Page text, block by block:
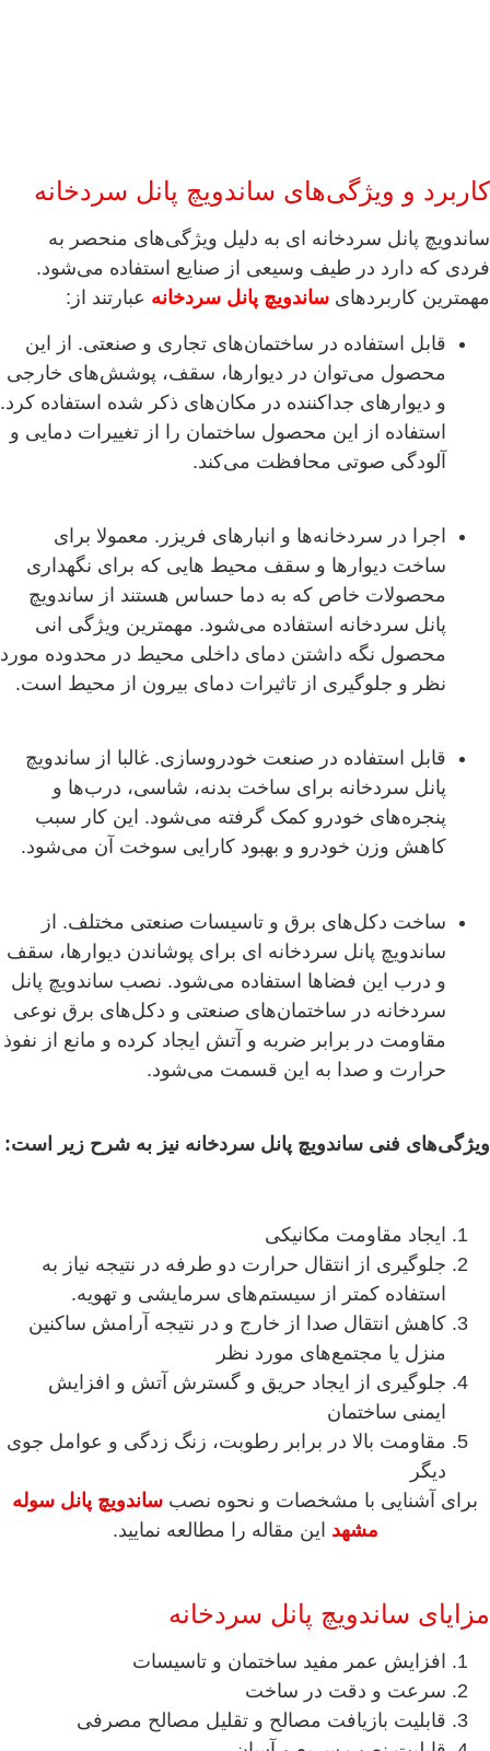
کاربرد و ویژگی‌های ساندویچ پانل سردخانه
ساندویچ پانل سردخانه ای به دلیل ویژگی‌های منحصر به
فردی که دارد در طیف وسیعی از صنایع استفاده می‌شود.
مهمترین کاربردهای ساندویچ پانل سردخانه عبارتند از:
قابل استفاده در ساختمان‌های تجاری و صنعتی. از این
محصول می‌توان در دیوارها، سقف‌، پوشش‌های خارجی
و دیوارهای جداکننده در مکان‌های ذکر شده استفاده کرد.
استفاده از این محصول ساختمان را از تغییرات دمایی و
آلودگی صوتی محافظت می‌کند.
اجرا در سردخانه‌ها و انبارهای فریزر. معمولا برای
ساخت دیوارها و سقف محیط هایی که برای نگهداری
محصولات خاص که به دما حساس هستند از ساندویچ
پانل سردخانه استفاده می‌شود. مهمترین ویژگی انی
محصول نگه داشتن دمای داخلی محیط در محدوده مورد
نظر و جلوگیری از تاثیرات دمای بیرون از محیط است.
قابل استفاده در صنعت خودروسازی. غالبا از ساندویچ
پانل سردخانه برای ساخت بدنه، شاسی، درب‌ها و
پنجره‌های خودرو کمک گرفته می‌شود. این کار سبب
کاهش وزن خودرو و بهبود کارایی سوخت آن می‌شود.
ساخت دکل‌های برق و تاسیسات صنعتی مختلف. از
ساندویچ پانل سردخانه ای برای پوشاندن دیوارها، سقف
و درب این فضاها استفاده می‌شود. نصب ساندویچ پانل
سردخانه در ساختمان‌های صنعتی و دکل‌های برق نوعی
مقاومت در برابر ضربه و آتش ایجاد کرده و مانع از نفوذ
حرارت و صدا به این قسمت می‌شود.
ویژگی‌های فنی ساندویچ پانل‌ سردخانه نیز به شرح زیر است:
ایجاد مقاومت مکانیکی
جلوگیری از انتقال حرارت دو طرفه در نتیجه نیاز به
استفاده کمتر از سیستم‌های سرمایشی و تهویه.
کاهش انتقال صدا از خارج و در نتیجه آرامش ساکنین
منزل یا مجتمع‌های مورد نظر
جلوگیری از ایجاد حریق و گسترش آتش و افزایش
ایمنی ساختمان
مقاومت بالا در برابر رطوبت، زنگ زدگی و عوامل جوی
دیگر
برای آشنایی با مشخصات و نحوه نصب ساندویچ پانل سوله
مشهد این مقاله را مطالعه نمایید.
مزایای ساندویچ پانل سردخانه
افزایش عمر مفید ساختمان و تاسیسات
سرعت و دقت در ساخت
قابلیت بازیافت مصالح و تقلیل مصالح مصرفی